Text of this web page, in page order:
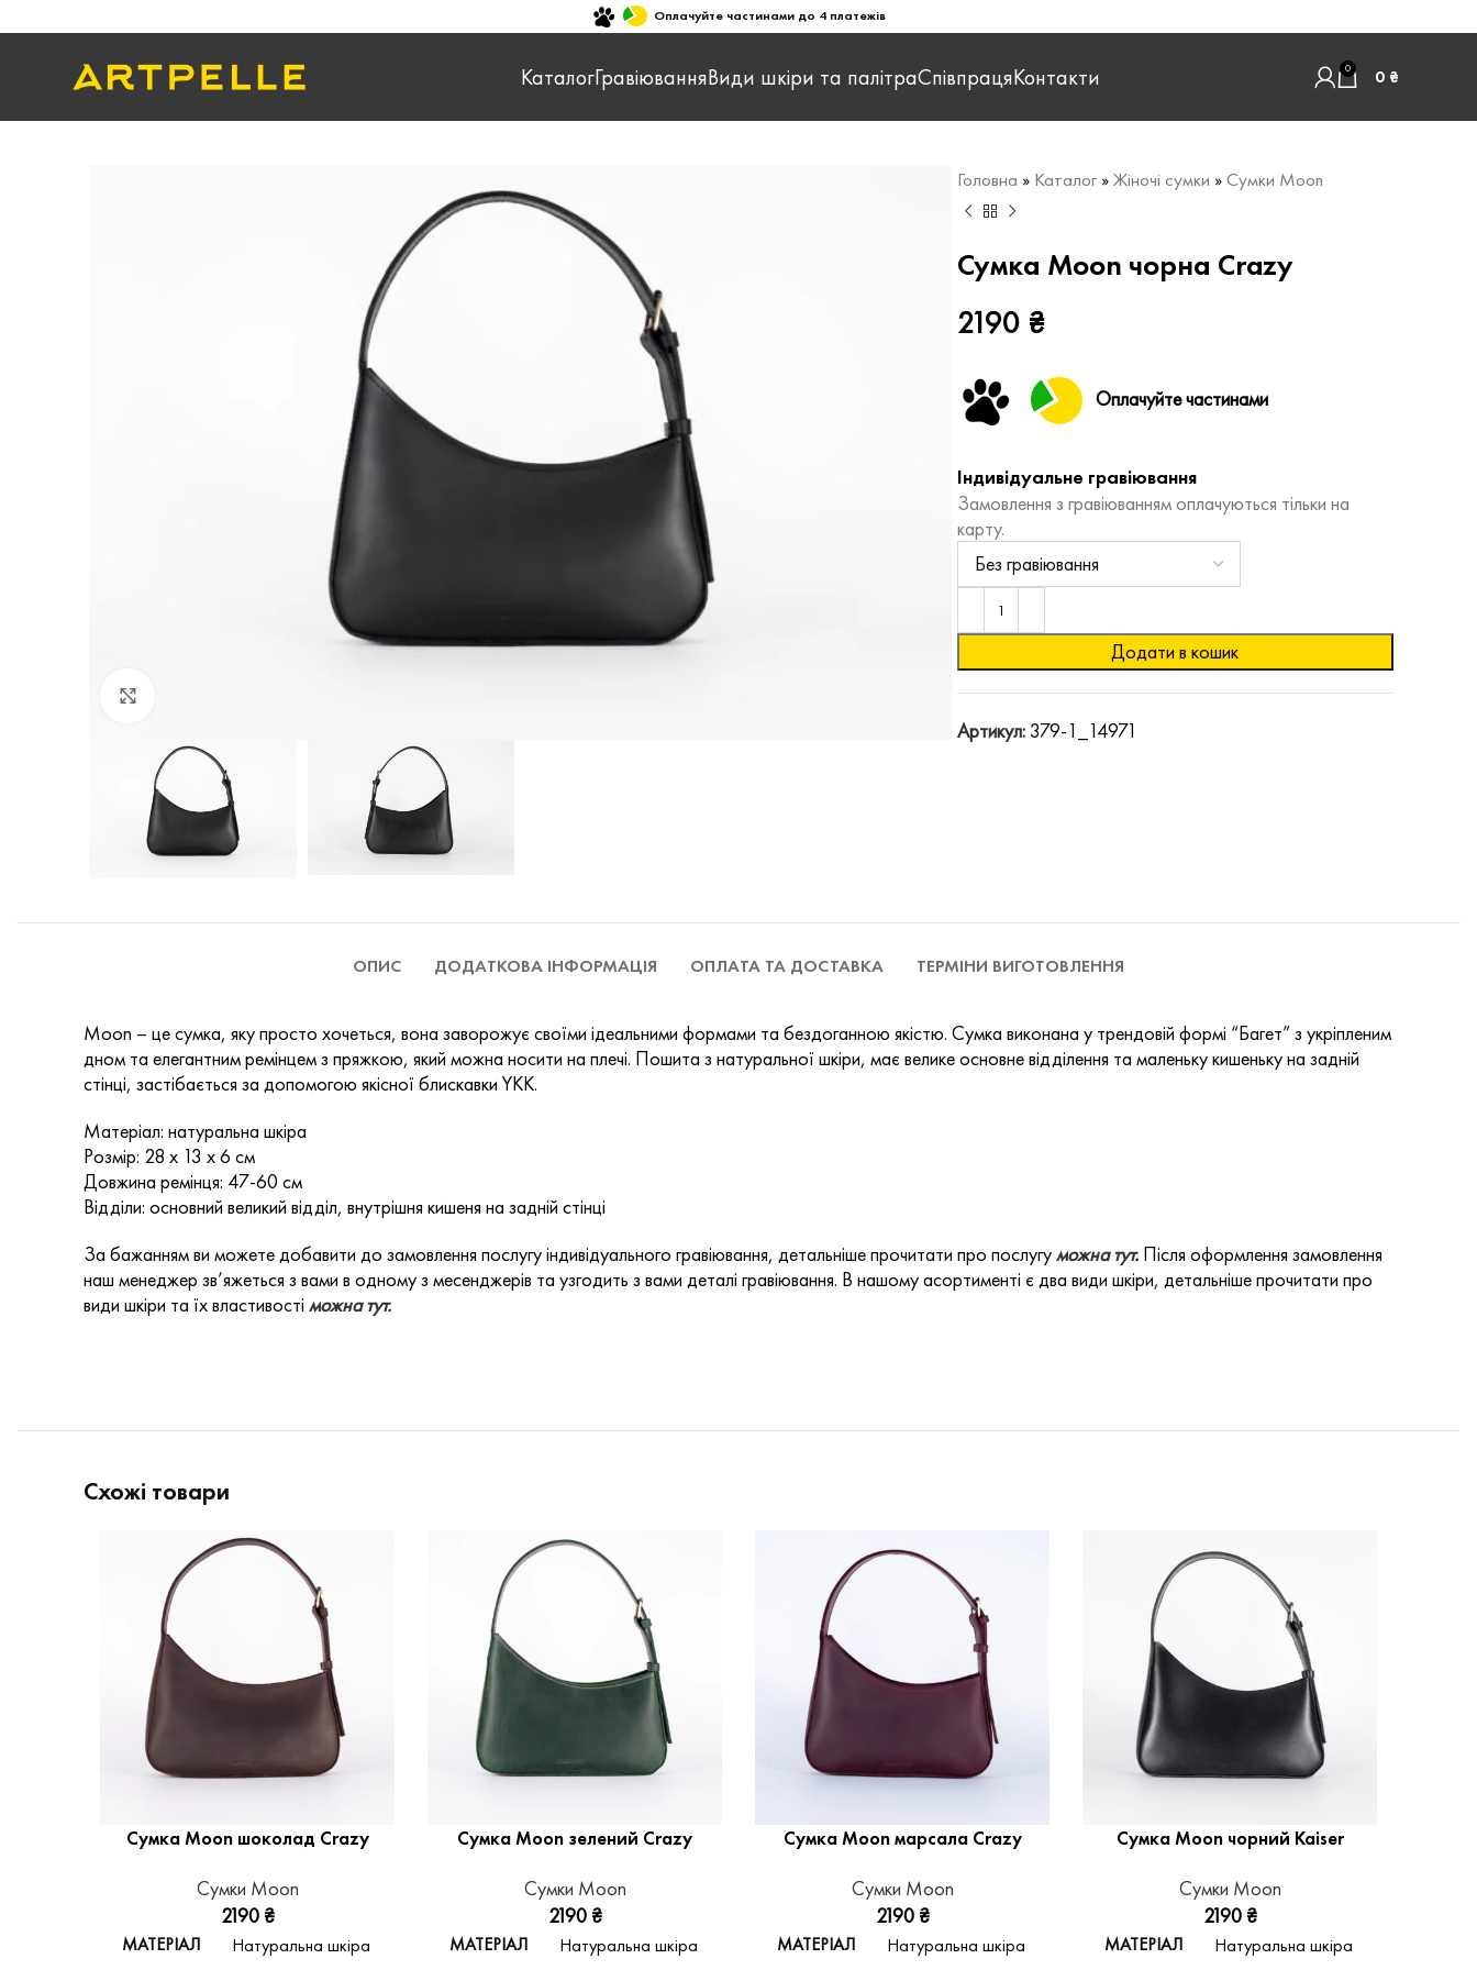
Оплачуйте частинами до 4 платежів
КаталогГравіюванняВиди шкіри та палітраСпівпрацяКонтакти 0 0 ₴
Головна » Каталог»Жіночі сумки »Сумки Moon
Сумка Moon чорна Crazy
2190 ₴
Оплачуйте частинами
Індивідуальне гравіювання
Замовлення з гравіюванням оплачуються тільки на
карту.
Додати в кошик
Артикул: 379-1_14971
ОПИС ДОДАТКОВА ІНФОРМАЦІЯ ОПЛАТА ТА ДОСТАВКА ТЕРМІНИ ВИГОТОВЛЕННЯ
Moon – це сумка, яку просто хочеться, вона заворожує своїми ідеальними формами та бездоганною якістю. Сумка виконана у трендовій формі “Багет” з укріпленим
дном та елегантним ремінцем з пряжкою, який можна носити на плечі. Пошита з натуральної шкіри, має велике основне відділення та маленьку кишеньку на задній
стінці, застібається за допомогою якісної блискавки YKK.
Матеріал: натуральна шкіра
Розмір: 28 х 13 х 6 см
Довжина ремінця: 47-60 см
Відділи: основний великий відділ, внутрішня кишеня на задній стінці
За бажанням ви можете добавити до замовлення послугу індивідуального гравіювання, детальніше прочитати про послугуможна тут. Після оформлення замовлення
наш менеджер зв’яжеться з вами в одному з месенджерів та узгодить з вами деталі гравіювання. В нашому асортименті є два види шкіри, детальніше прочитати про
види шкіри та їх властивості можна тут.
Схожі товари
Сумка Moon шоколад Crazy
Сумки Moon
2190 ₴
МАТЕРІАЛ Натуральна шкіра
Сумка Moon зелений Crazy
Сумки Moon
2190 ₴
МАТЕРІАЛ Натуральна шкіра
Сумка Moon марсала Crazy
Сумки Moon
2190 ₴
МАТЕРІАЛ Натуральна шкіра
Сумка Moon чорний Kaiser
Сумки Moon
2190 ₴
МАТЕРІАЛ Натуральна шкіра